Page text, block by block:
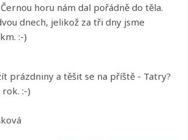
horu nám dal pořádně do těla.
dnech, jelikož za tři dny jsme
:-)
prázdniny a těšit se na příště - Tatry?
rok. :-)